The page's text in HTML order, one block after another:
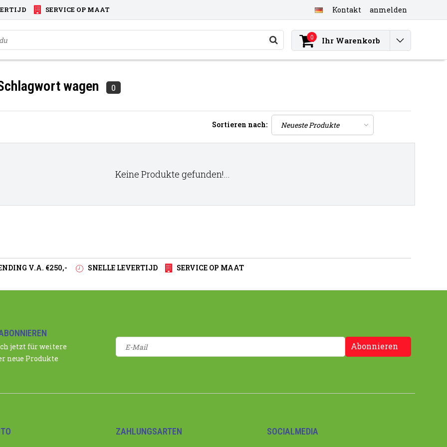
SERVICE OP MAAT Kontakt anmelden
0 Ihr Warenkorb
wagen 0
Sortieren nach:
Keine Produkte gefunden!...
V.A. €250,- SNELLE LEVERTIJD SERVICE OP MAAT
jetzt für weitere
neue Produkte
Abonnieren
ZAHLUNGSARTEN SOCIALMEDIA